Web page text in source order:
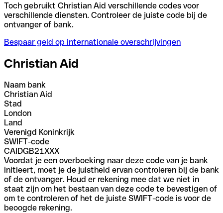
Toch gebruikt Christian Aid verschillende codes voor
verschillende diensten. Controleer de juiste code bij de
ontvanger of bank.
Bespaar geld op internationale overschrijvingen
Christian Aid
Naam bank
Christian Aid
Stad
London
Land
Verenigd Koninkrijk
SWIFT-code
CAIDGB21XXX
Voordat je een overboeking naar deze code van je bank
initieert, moet je de juistheid ervan controleren bij de bank
of de ontvanger. Houd er rekening mee dat we niet in
staat zijn om het bestaan van deze code te bevestigen of
om te controleren of het de juiste SWIFT-code is voor de
beoogde rekening.